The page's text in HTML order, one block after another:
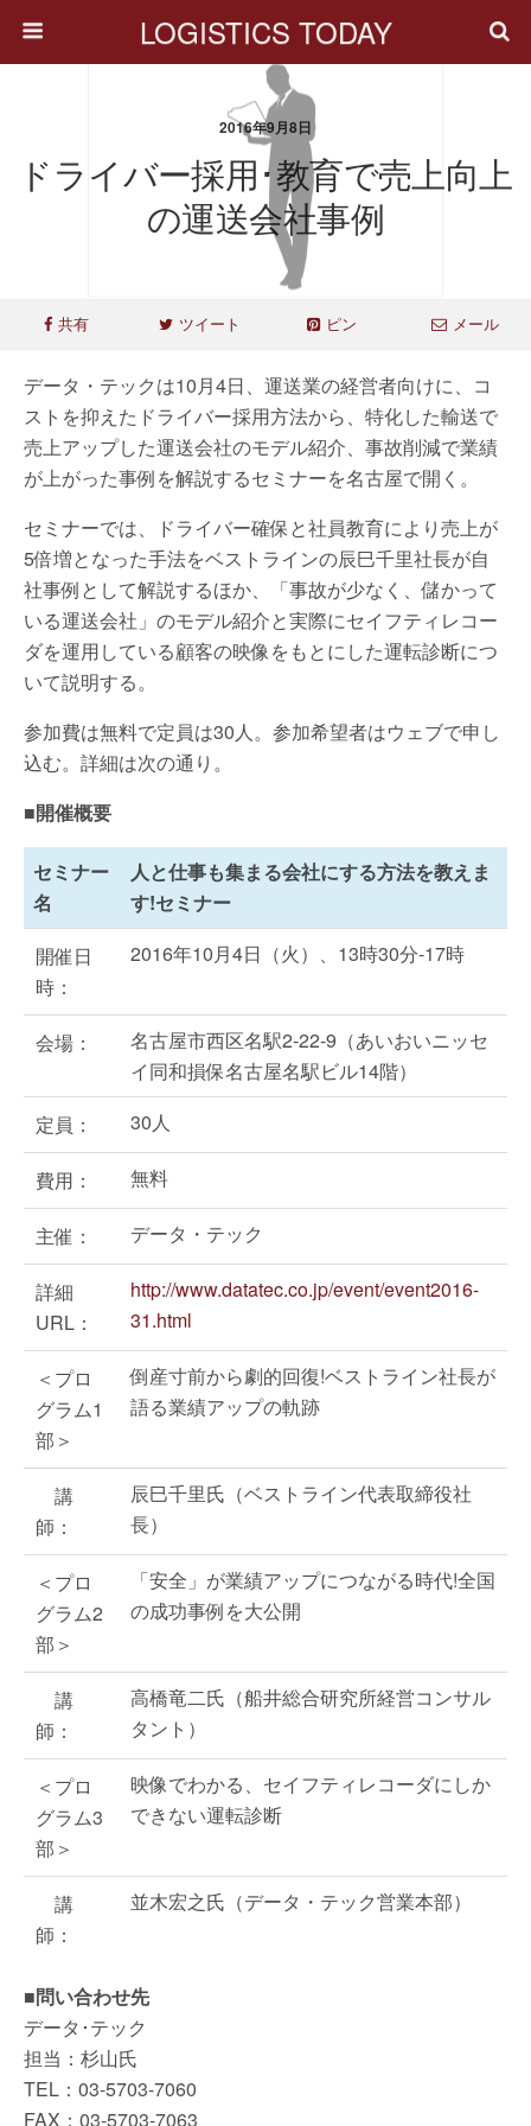
LOGISTICS TODAY
2016年9月8日
ドライバー採用･教育で売上向上
の運送会社事例
共有 ツイート ピン メール
データ・テックは10月4日、運送業の経営者向けに、コ
ストを抑えたドライバー採用方法から、特化した輸送で
売上アップした運送会社のモデル紹介、事故削減で業績
が上がった事例を解説するセミナーを名古屋で開く。
セミナーでは、ドライバー確保と社員教育により売上が
5倍増となった手法をベストラインの辰巳千里社長が自
社事例として解説するほか、「事故が少なく、儲かって
いる運送会社」のモデル紹介と実際にセイフティレコー
ダを運用している顧客の映像をもとにした運転診断につ
いて説明する。
参加費は無料で定員は30人。参加希望者はウェブで申し
込む。詳細は次の通り。
■開催概要
セミナー
名
人と仕事も集まる会社にする方法を教えま
す!セミナー
開催日
時：
2016年10月4日（火）、13時30分-17時
会場：
名古屋市西区名駅2-22-9（あいおいニッセ
イ同和損保名古屋名駅ビル14階）
定員：
30人
費用： 無料
主催： データ・テック
詳細
URL：
http://www.datatec.co.jp/event/event2016-
31.html
＜プロ
グラム1
部＞
倒産寸前から劇的回復!ベストライン社長が
語る業績アップの軌跡
講
師：
辰巳千里氏（ベストライン代表取締役社
長）
＜プロ
グラム2
部＞
「安全」が業績アップにつながる時代!全国
の成功事例を大公開
講
師：
高橋竜二氏（船井総合研究所経営コンサル
タント）
＜プロ
グラム3
部＞
映像でわかる、セイフティレコーダにしか
できない運転診断
講
師：
並木宏之氏（データ・テック営業本部）
■問い合わせ先
データ･テック
担当：杉山氏
TEL：03-5703-7060
FAX：03-5703-7063